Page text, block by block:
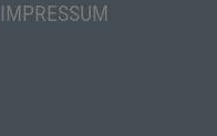
IMPRESSUM